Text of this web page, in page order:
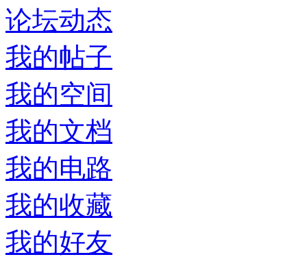
论坛动态
我的帖子
我的空间
我的文档
我的电路
我的收藏
我的好友